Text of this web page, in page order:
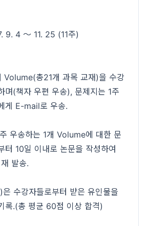
9. 4 ～ 11. 25 (11주)
Volume(총21개 과목 교재)을 수강
며(책자 우편 우송), 문제지는 1주
게 E-mail로 우송.
우송하는 1개 Volume에 대한 문
터 10일 이내로 논문을 작성하여
발송.
수강자들로부터 받은 유인물을
록.(총 평균 60점 이상 합격)